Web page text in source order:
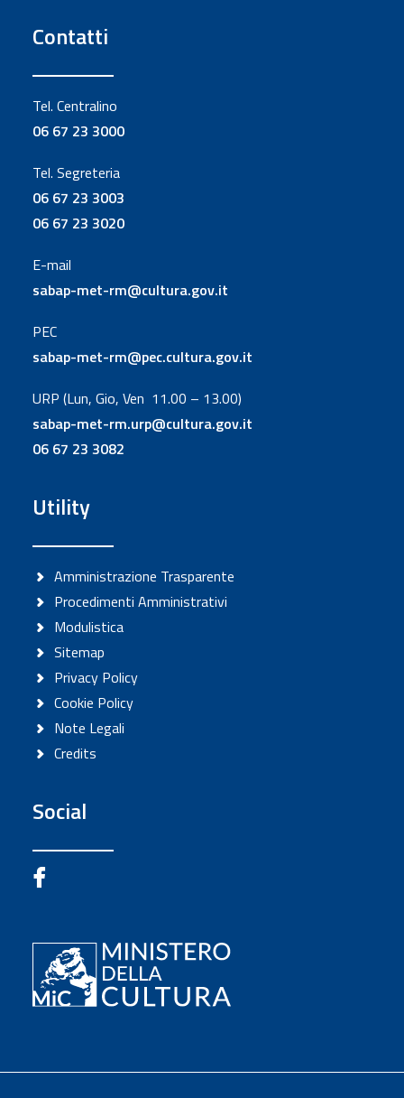
Contatti
Tel. Centralino
06 67 23 3000
Tel. Segreteria
06 67 23 3003
06 67 23 3020
E-mail
sabap-met-rm@cultura.gov.it
PEC
sabap-met-rm@pec.cultura.gov.it
URP (Lun, Gio, Ven 11.00 – 13.00)
sabap-met-rm.urp@cultura.gov.it
06 67 23 3082
Utility
Amministrazione Trasparente
Procedimenti Amministrativi
Modulistica
Sitemap
Privacy Policy
Cookie Policy
Note Legali
Credits
Social